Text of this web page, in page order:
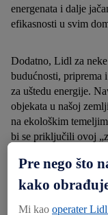
energenata i dalje
efikasnosti u svim
Dodatno, Lidl za
budućnosti, priprema
za uštedu energije.
objekata u našoj
na ekološkim
bi se priključili ovoj
Kontakt za medije
Pre nego što
kako
Mi kao operater